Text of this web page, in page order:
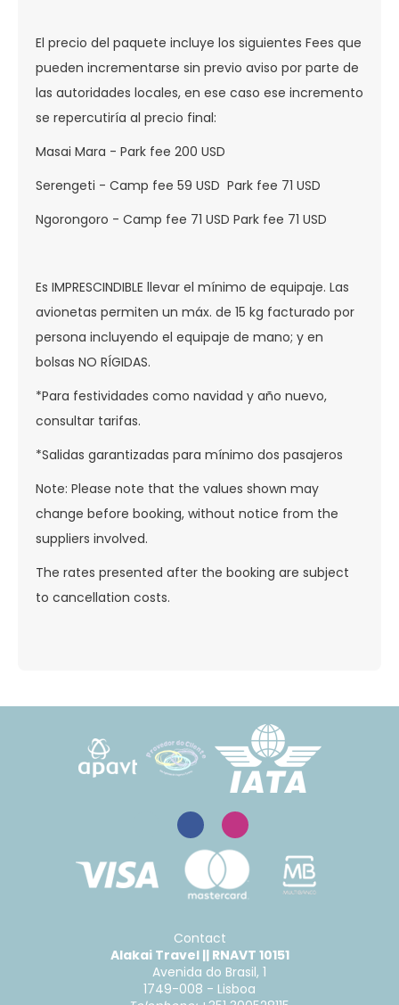
El precio del paquete incluye los siguientes Fees que
pueden incrementarse sin previo aviso por parte de
las autoridades locales, en ese caso ese incremento
se repercutiría al precio final:
Masai Mara - Park fee 200 USD
Serengeti - Camp fee 59 USD Park fee 71 USD
Ngorongoro - Camp fee 71 USD Park fee 71 USD
Es IMPRESCINDIBLE llevar el mínimo de equipaje. Las
avionetas permiten un máx. de 15 kg facturado por
persona incluyendo el equipaje de mano; y en
bolsas NO RÍGIDAS.
*Para festividades como navidad y año nuevo,
consultar tarifas.
*Salidas garantizadas para mínimo dos pasajeros
Note: Please note that the values shown may
change before booking, without notice from the
suppliers involved.
The rates presented after the booking are subject
to cancellation costs.
Contact
Alakai Travel || RNAVT 10151
Avenida do Brasil, 1
1749-008 - Lisboa